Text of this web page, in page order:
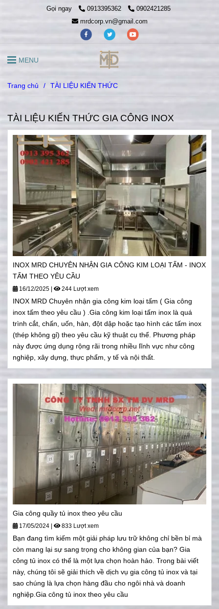
Gọi ngay 0913395362
0902421285
mrdcorp.vn@gmail.com
MENU
Trang chủ / TÀI LIỆU KIẾN THỨC
TÀI LIỆU KIẾN THỨC GIA CÔNG INOX
INOX MRD CHUYÊN NHẬN GIA CÔNG KIM LOẠI TẤM - INOX
TẤM THEO YÊU CẦU
16/12/2025 | 244 Lượt xem
INOX MRD Chuyên nhận gia công kim loại tấm ( Gia công
inox tấm theo yêu cầu ) .Gia công kim loại tấm inox là quá
trình cắt, chấn, uốn, hàn, đột dập hoặc tạo hình các tấm inox
(thép không gỉ) theo yêu cầu kỹ thuật cụ thể. Phương pháp
này được ứng dụng rộng rãi trong nhiều lĩnh vực như công
nghiệp, xây dựng, thực phẩm, y tế và nội thất.
Gia công quầy tủ inox theo yêu cầu
17/05/2024 833 Lượt xem
Bạn đang tìm kiếm một giải pháp lưu trữ không chỉ bền bỉ mà
còn mang lại sự sang trọng cho không gian của bạn? Gia
công tủ inox có thể là một lựa chọn hoàn hảo. Trong bài viết
này, chúng tôi sẽ giải thích về dịch vụ gia công tủ inox và tại
sao chúng là lựa chọn hàng đầu cho ngôi nhà và doanh
nghiệp.Gia công tủ inox theo yêu cầu